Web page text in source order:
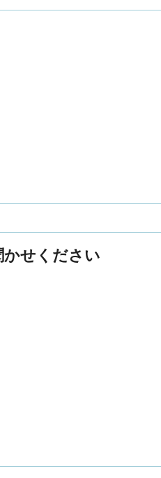
せください